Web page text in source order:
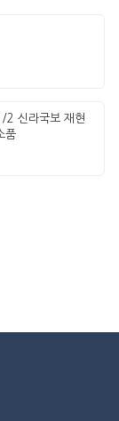
2 신라국보 재현
품